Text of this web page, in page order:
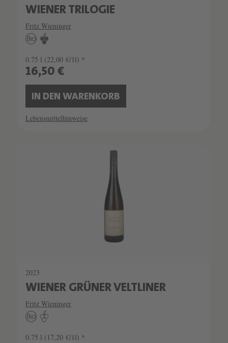
WIENER TRILOGIE
Fritz Wieninger
0.75 l (22,00 €/1l) *
16,50 €
IN DEN WARENKORB
Lebensmittelhinweise
2023
WIENER GRÜNER VELTLINER
Fritz Wieninger
0.75 l (17,20 €/1l) *